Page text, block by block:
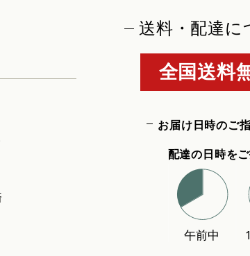
送料・配達に
全国送料
お届け日時のご
配達の日時をご